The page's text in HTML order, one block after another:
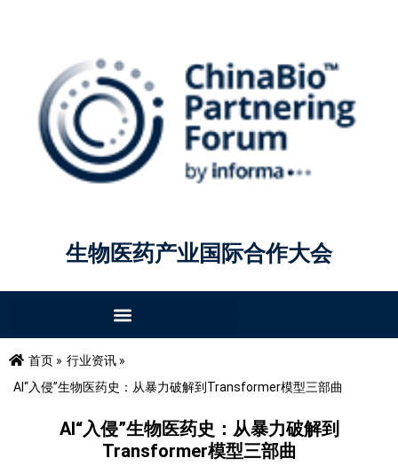
生物医药产业国际合作大会
首页 » 行业资讯 »
AI“入侵”生物医药史：从暴力破解到Transformer模型三部曲
AI“入侵”生物医药史：从暴力破解到
Transformer模型三部曲